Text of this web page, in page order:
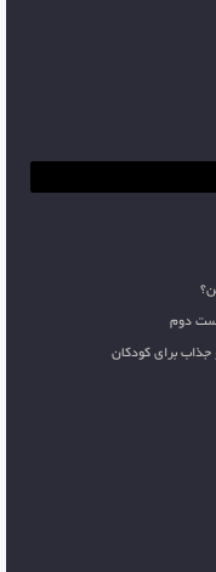
دست دوم
جذاب برای کودکان